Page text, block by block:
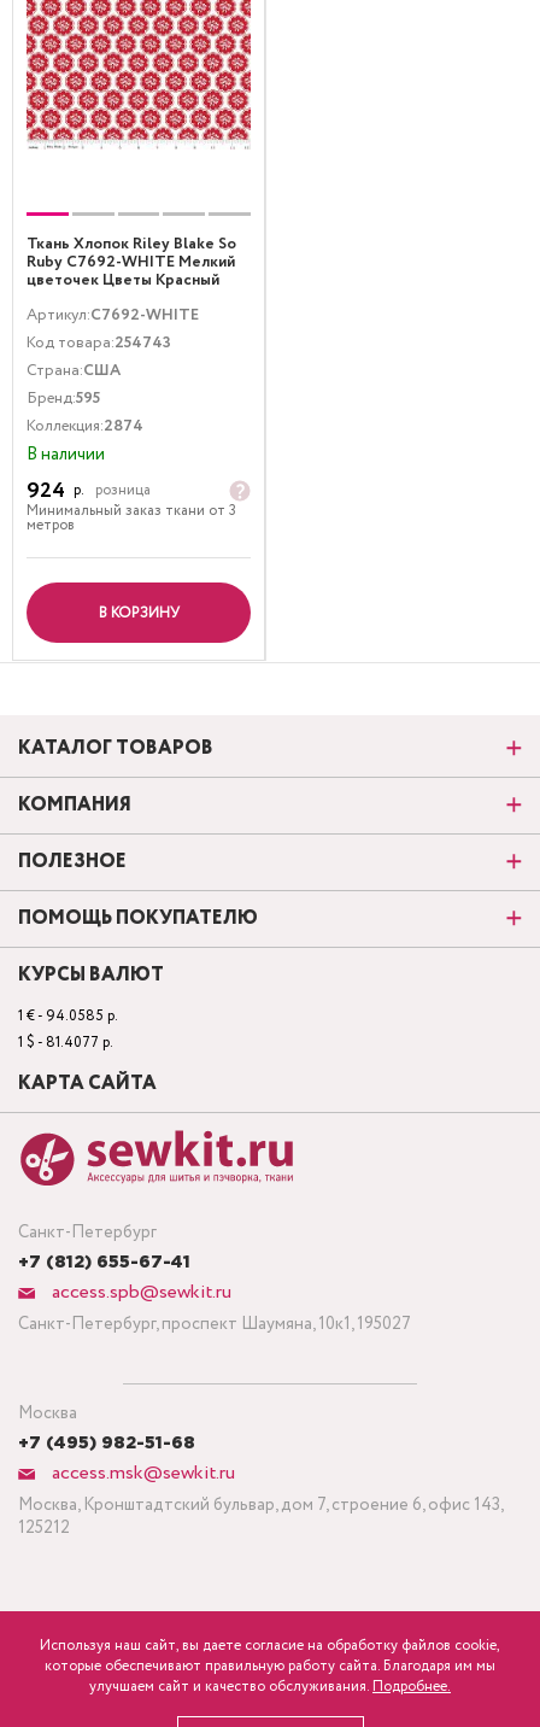
р. розница Минимальный заказ ткани от 3 метров
Ткань Хлопок Riley Blake So
Ruby C7692-WHITE Мелкий
цветочек Цветы Красный
Артикул:C7692-WHITE
Код товара:254743
Страна:США
Бренд:595
Коллекция:2874
В наличии
924 р.
розница
Минимальный заказ ткани от 3
метров
В КОРЗИНУ
Санкт-Петербург
+7 (812) 655-67-41
access.spb@sewkit.ru
Санкт-Петербург, проспект Шаумяна, 10к1, 195027
Москва
+7 (495) 982-51-68
access.msk@sewkit.ru
Москва, Кронштадтский бульвар, дом 7, строение 6, офис 143,
125212
КАТАЛОГ ТОВАРОВ
КОМПАНИЯ
ПОЛЕЗНОЕ
ПОМОЩЬ ПОКУПАТЕЛЮ
КУРСЫ ВАЛЮТ
1 € - 94.0585 р.
1 $ - 81.4077 р.
КАРТА САЙТА
Политика конфиденциальности
ПОДПИСАТЬСЯ НА НОВОСТИ
Используя наш сайт, вы даете согласие на обработку файлов cookie,
которые обеспечивают правильную работу сайта. Благодаря им мы
улучшаем сайт и качество обслуживания. Подробнее.